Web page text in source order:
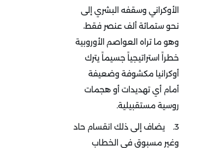
الأوكراني وسقفه البشري إلى
نحو ستمائة ألف عنصر فقط،
وهو ما تراه العواصم الأوروبية
خطراً استراتيجياً جسيماً يترك
أوكرانيا مكشوفة وضعيفة
أمام أي تهديدات أو هجمات
روسية مستقبيلية.
3.
يضاف إلى ذلك انقسام حاد
وغير مسبوق في الخطاب